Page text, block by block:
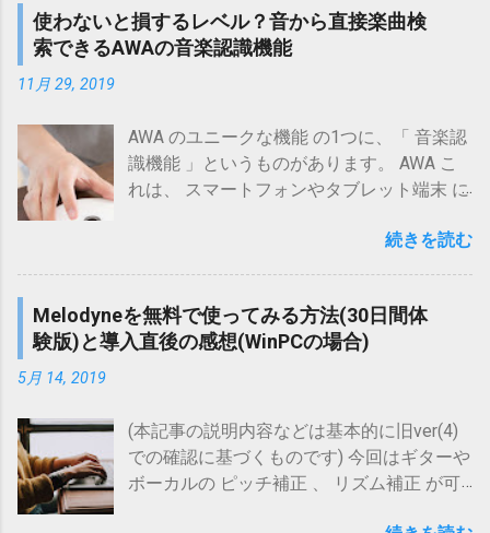
性があります。 また、かつては、アプリ
やネットに頼らない物理的なアプローチ
が可能なものとして、キングジムの目覚
ましたが、現在は入手が難しい状況で
す。 キングジム KING JIM NMR10 め
ざましイヤホン posted with カエレバ
楽天市場 au PAY マーケット(Wowma!) 目
次に戻る ３．自作の方法 以下2つの方法
が考えられます。 音ありファイルと、10
～15分程度の長さの無音ファイル(自作)
を準備し、無音ファイル→音ありファイ
パターンのファイルを一つ作り、それを
再生する こうしたプレイリストやファイ
ルを再生したときの音が、イヤホン接続
な曲を 均一音量 で 再生したい 音楽 ファイ
ル は そのまま 音量均一再生したい 今回、
音量の J-POP から小音量の クラシック ま
で、ほぼほぼ 均一な音量 で 聴ける 今回の
測定結果では、 ラウドネス等化 機能によっ
縮められる ことを 確認 確認された音量差
応) 縦軸：平均音量[dB] このグラフから、
各音源間で 10dB以上の音量差 のある元音
できている ことがわかります。 音量均一化
(再生) というと、ファイルに音量情報を書
き込むリプレイゲインの使用がよく挙げら
れますが、 それとは異なり、この ラウドネ
ス等化 機能には ファイルを一切いじらなく
使わないと損するレベル？音から直接楽曲検
索できるAWAの音楽認識機能
11月 29, 2019
AWA のユニークな機能 の1つに、「 音楽認
識機能 」というものがあります。 AWA こ
れは、 スマートフォンやタブレット端末 に
曲を特定 してくれるという 機能 です。 通
で入力する必要 があるのですが、 必ずしも
そうした情報を知っている場合ばかりでは
な、頭の中にある音楽を検索する場合や、
街中などで「 今流れているこの曲の情報を
知りたい 」といった場合に 威力を発揮 し
続きを読む
Melodyneを無料で使ってみる方法(30日間体
験版)と導入直後の感想(WinPCの場合)
5月 14, 2019
(本記事の説明内容などは基本的に旧ver(4)
での確認に基づくものです) 今回はギターや
ボーカルの ピッチ補正 、 リズム補正 が可